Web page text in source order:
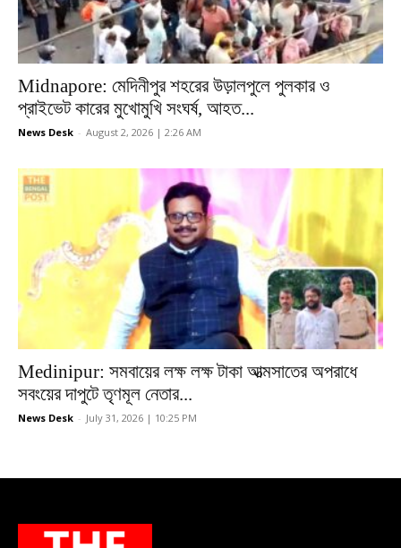
Midnapore: মেদিনীপুর শহরের উড়ালপুলে পুলকার ও
প্রাইভেট কারের মুখোমুখি সংঘর্ষ, আহত...
News Desk - August 2, 2026 | 2:26 AM
Medinipur: সমবায়ের লক্ষ লক্ষ টাকা আত্মসাতের অপরাধে
সবংয়ের দাপুটে তৃণমূল নেতার...
News Desk - July 31, 2026 | 10:25 PM